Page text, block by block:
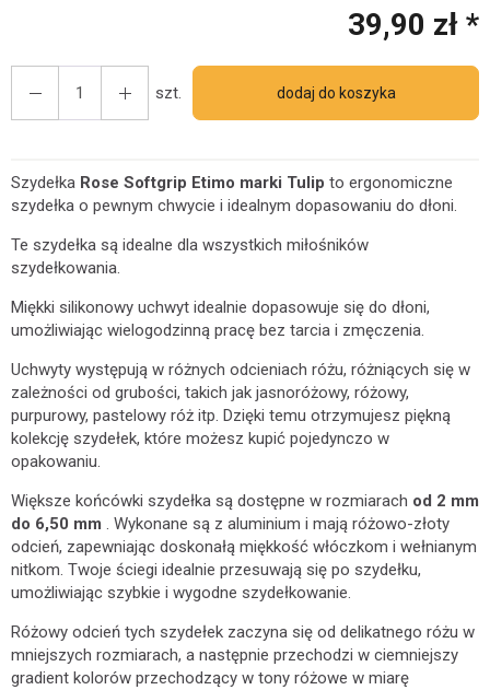
39,90 zł *
szt. dodaj do koszyka
Szydełka Rose Softgrip Etimo marki Tulip to ergonomiczne
szydełka o pewnym chwycie i idealnym dopasowaniu do dłoni.
Te szydełka są idealne dla wszystkich miłośników
szydełkowania.
Miękki silikonowy uchwyt idealnie dopasowuje się do dłoni,
umożliwiając wielogodzinną pracę bez tarcia i zmęczenia.
Uchwyty występują w różnych odcieniach różu, różniących się w
zależności od grubości, takich jak jasnoróżowy, różowy,
purpurowy, pastelowy róż itp. Dzięki temu otrzymujesz piękną
kolekcję szydełek, które możesz kupić pojedynczo w
opakowaniu.
Większe końcówki szydełka są dostępne w rozmiarach od 2 mm
do 6,50 mm . Wykonane są z aluminium i mają różowo-złoty
odcień, zapewniając doskonałą miękkość włóczkom i wełnianym
nitkom. Twoje ściegi idealnie przesuwają się po szydełku,
umożliwiając szybkie i wygodne szydełkowanie.
Różowy odcień tych szydełek zaczyna się od delikatnego różu w
mniejszych rozmiarach, a następnie przechodzi w ciemniejszy
gradient kolorów przechodzący w tony różowe w miarę